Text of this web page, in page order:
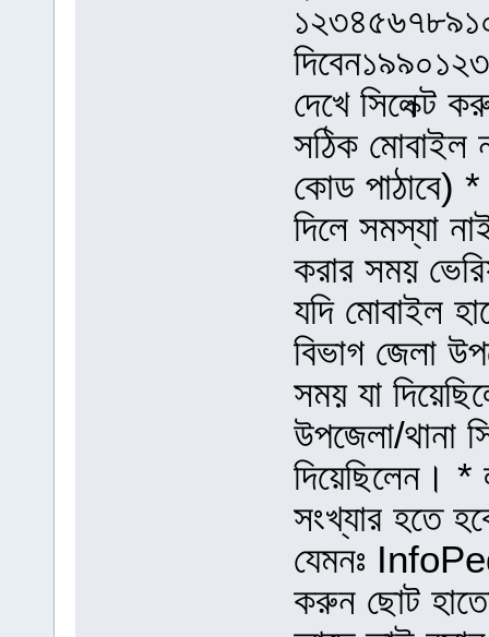
দেখে সিলেক্ট
সঠিক মোবাইল
কোড পাঠাবে) *
দিলে সমস্যা
করার সময়
যদি মোবাইল
বিভাগ জেলা
সময় যা
উপজেলা/থানা
দিয়েছিলেন। *
সংখ্যার হতে
যেমনঃ
করুন ছোট